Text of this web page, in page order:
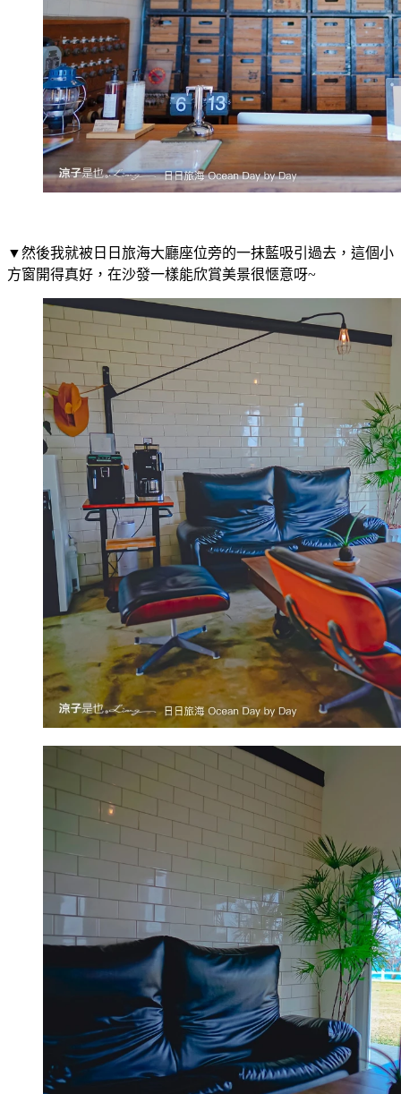
▼然後我就被日日旅海大廳座位旁的一抹藍吸引過去，這個小
方窗開得真好，在沙發一樣能欣賞美景很愜意呀~